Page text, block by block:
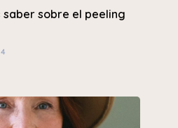
saber sobre el peeling